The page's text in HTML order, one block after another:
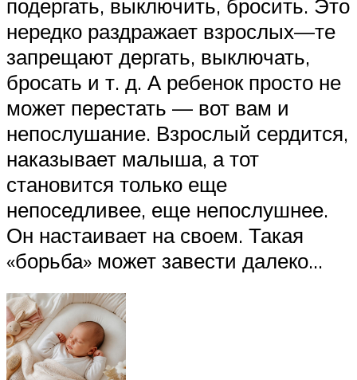
подергать, выключить, бросить. Это
нередко раздражает взрослых—те
запрещают дергать, выключать,
бросать и т. д. А ребенок просто не
может перестать — вот вам и
непослушание. Взрослый сердится,
наказывает малыша, а тот
становится только еще
непоседливее, еще непослушнее.
Он настаивает на своем. Такая
«борьба» может завести далеко…